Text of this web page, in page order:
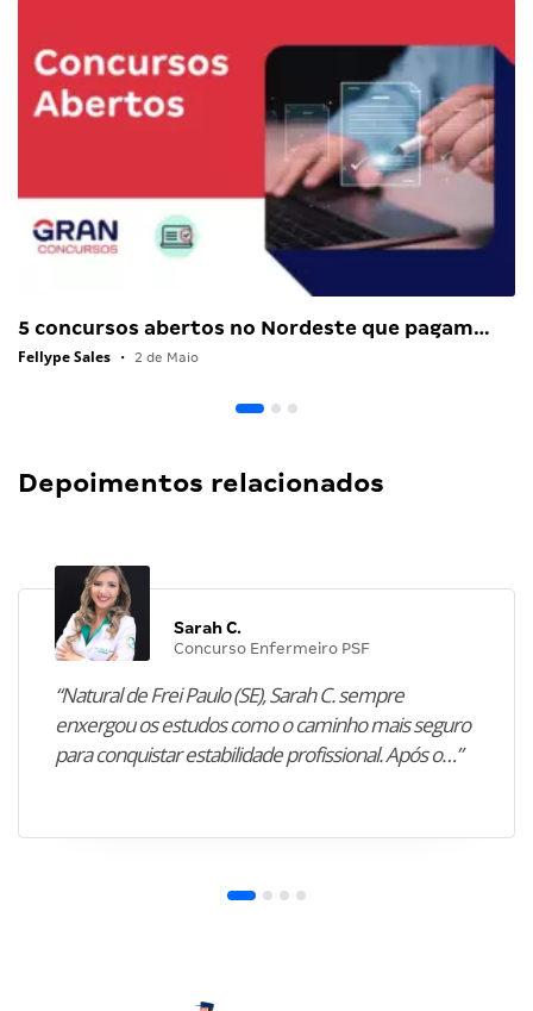
5 concursos abertos no Nordeste que pagam…
Fellype Sales • 2 de Maio
Depoimentos relacionados
Sarah C.
Concurso Enfermeiro PSF
“Natural de Frei Paulo (SE), Sarah C. sempre
enxergou os estudos como o caminho mais seguro
para conquistar estabilidade profissional. Após o…”